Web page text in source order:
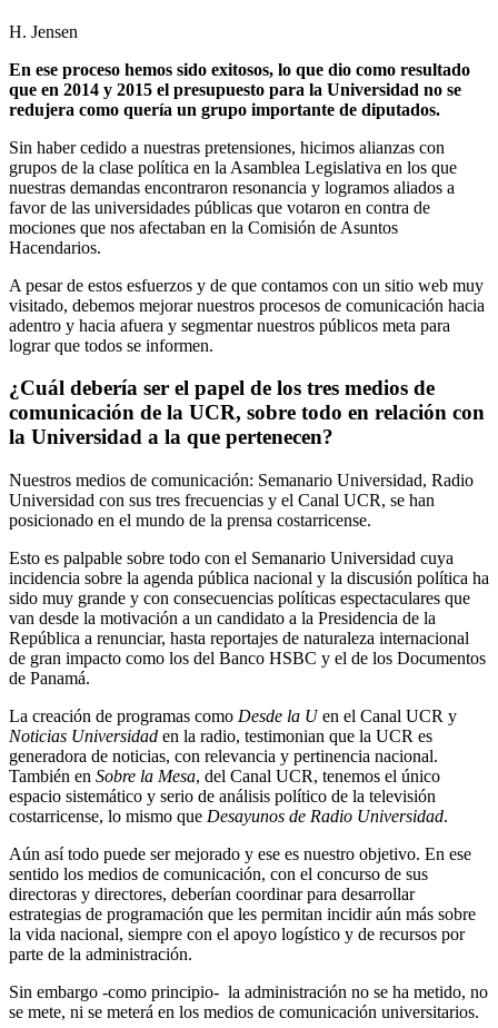
H. Jensen
En ese proceso hemos sido exitosos, lo que dio como resultado
que en 2014 y 2015 el presupuesto para la Universidad no se
redujera como quería un grupo importante de diputados.
Sin haber cedido a nuestras pretensiones, hicimos alianzas con
grupos de la clase política en la Asamblea Legislativa en los que
nuestras demandas encontraron resonancia y logramos aliados a
favor de las universidades públicas que votaron en contra de
mociones que nos afectaban en la Comisión de Asuntos
Hacendarios.
A pesar de estos esfuerzos y de que contamos con un sitio web muy
visitado, debemos mejorar nuestros procesos de comunicación hacia
adentro y hacia afuera y segmentar nuestros públicos meta para
lograr que todos se informen.
¿Cuál debería ser el papel de los tres medios de
comunicación de la UCR, sobre todo en relación con
la Universidad a la que pertenecen?
Nuestros medios de comunicación: Semanario Universidad, Radio
Universidad con sus tres frecuencias y el Canal UCR, se han
posicionado en el mundo de la prensa costarricense.
Esto es palpable sobre todo con el Semanario Universidad cuya
incidencia sobre la agenda pública nacional y la discusión política ha
sido muy grande y con consecuencias políticas espectaculares que
van desde la motivación a un candidato a la Presidencia de la
República a renunciar, hasta reportajes de naturaleza internacional
de gran impacto como los del Banco HSBC y el de los Documentos
de Panamá.
La creación de programas como Desde la Uen el Canal UCR y
Noticias Universidad en la radio, testimonian que la UCR es
generadora de noticias, con relevancia y pertinencia nacional.
También en Sobre la Mesa, del Canal UCR, tenemos el único
espacio sistemático y serio de análisis político de la televisión
costarricense, lo mismo que Desayunos de Radio Universidad.
Aún así todo puede ser mejorado y ese es nuestro objetivo. En ese
sentido los medios de comunicación, con el concurso de sus
directoras y directores, deberían coordinar para desarrollar
estrategias de programación que les permitan incidir aún más sobre
la vida nacional, siempre con el apoyo logístico y de recursos por
parte de la administración.
Sin embargo -como principio- la administración no se ha metido, no
se mete, ni se meterá en los medios de comunicación universitarios.